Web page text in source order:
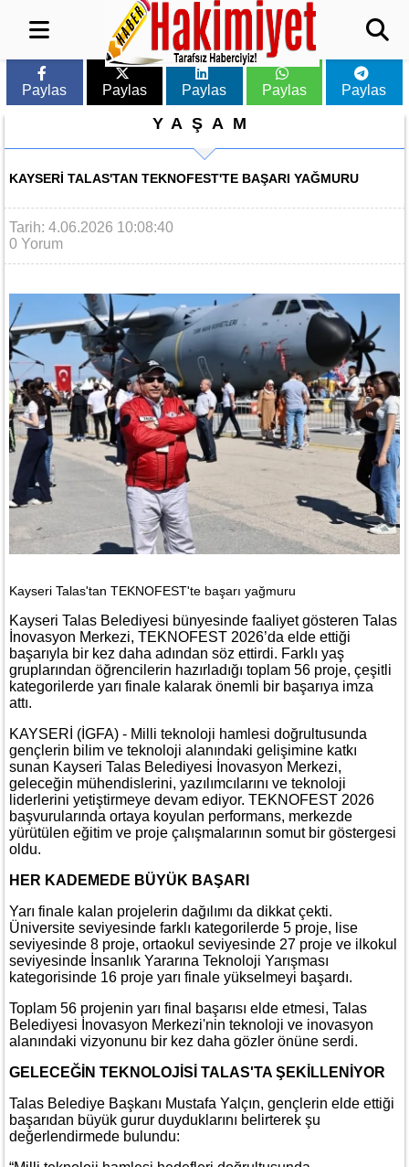
Paylas Paylas Paylas Paylas Paylas
YAŞAM
KAYSERI TALAS'TAN TEKNOFEST'TE BAŞARI YAĞMURU
Tarih: 4.06.2026 10:08:40
0 Yorum
Kayseri Talas'tan TEKNOFEST'te başarı yağmuru
Kayseri Talas Belediyesi bünyesinde faaliyet gösteren Talas
İnovasyon Merkezi, TEKNOFEST 2026’da elde ettiği
başarıyla bir kez daha adından söz ettirdi. Farklı yaş
gruplarından öğrencilerin hazırladığı toplam 56 proje, çeşitli
kategorilerde yarı finale kalarak önemli bir başarıya imza
attı.
KAYSERİ (İGFA) - Milli teknoloji hamlesi doğrultusunda
gençlerin bilim ve teknoloji alanındaki gelişimine katkı
sunan Kayseri Talas Belediyesi İnovasyon Merkezi,
geleceğin mühendislerini, yazılımcılarını ve teknoloji
liderlerini yetiştirmeye devam ediyor. TEKNOFEST 2026
başvurularında ortaya koyulan performans, merkezde
yürütülen eğitim ve proje çalışmalarının somut bir göstergesi
oldu.
HER KADEMEDE BÜYÜK BAŞARI
Yarı finale kalan projelerin dağılımı da dikkat çekti.
Üniversite seviyesinde farklı kategorilerde 5 proje, lise
seviyesinde 8 proje, ortaokul seviyesinde 27 proje ve ilkokul
seviyesinde İnsanlık Yararına Teknoloji Yarışması
kategorisinde 16 proje yarı finale yükselmeyi başardı.
Toplam 56 projenin yarı final başarısı elde etmesi, Talas
Belediyesi İnovasyon Merkezi'nin teknoloji ve inovasyon
alanındaki vizyonunu bir kez daha gözler önüne serdi.
GELECEĞİN TEKNOLOJİSİ TALAS'TA ŞEKİLLENİYOR
Talas Belediye Başkanı Mustafa Yalçın, gençlerin elde ettiği
başarıdan büyük gurur duyduklarını belirterek şu
değerlendirmede bulundu: